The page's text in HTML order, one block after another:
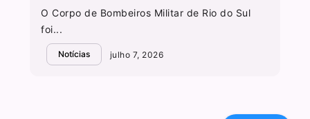
O Corpo de Bombeiros Militar de Rio do Sul
foi...
Notícias julho 7, 2026